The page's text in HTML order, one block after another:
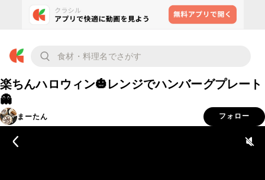
楽ちんハロウィン🎃レンジでハンバーグプレート
👻
まーたん フォロー